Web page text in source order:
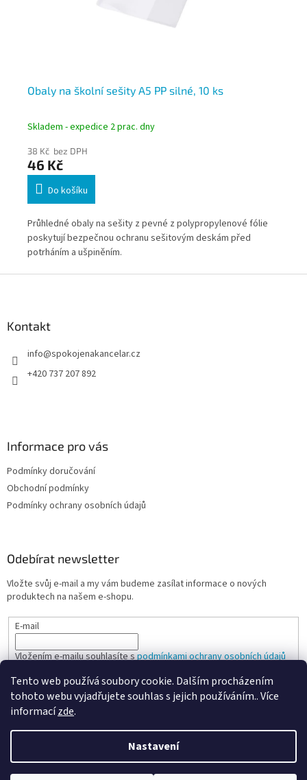
Tento web používá soubory cookie. Dalším procházením
tohoto webu vyjadřujete souhlas s jejich používáním.. Více
informacízde.
Nastavení
Obaly na školní sešity A5 PP silné, 10 ks
Skladem - expedice 2 prac. dny
38 Kč bez DPH
46 Kč
Do košíku
Průhledné obaly na sešity z pevné z polypropylenové fólie
poskytují bezpečnou ochranu sešitovým deskám před
potrháním a ušpiněním.
Kontakt
info@spokojenakancelar.cz
+420 737 207 892
Informace pro vás
Podmínky doručování
Obchodní podmínky
Podmínky ochrany osobních údajů
Odebírat newsletter
Vložte svůj e-mail a my vám budeme zasílat informace o nových
produktech na našem e-shopu.
E-mail
Vložením e-mailu souhlasíte spodmínkami ochrany osobních údajů
PŘIHLÁSIT SE
Vytvořil Shoptet